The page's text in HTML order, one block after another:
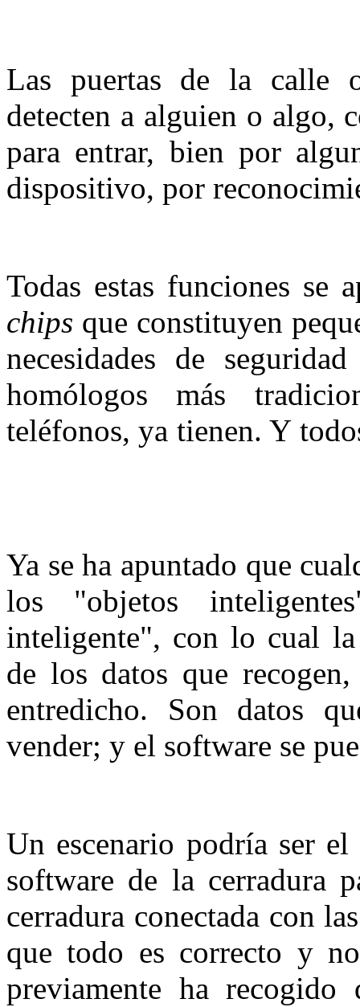
Las puertas de la calle
detecten a alguien o algo,
para entrar, bien por
dispositivo, por
Todas estas funciones se
chips que constituyen
necesidades de
homólogos más
teléfonos, ya tienen. Y
Ya se ha apuntado que
los "objetos
inteligente", con lo cual
de los datos que
entredicho. Son datos
vender; y el software se
Un escenario podría ser
software de la cerradura
cerradura conectada con
que todo es correcto y
previamente ha